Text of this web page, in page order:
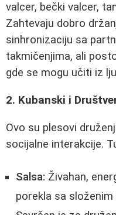
valcer, bečki valcer,
Zahtevaju dobro
sinhronizaciju sa
takmičenjima, ali
gde se mogu učiti iz
2. Kubanski i
Ovo su plesovi
socijalne interakcije.
Salsa: Živahan,
porekla sa